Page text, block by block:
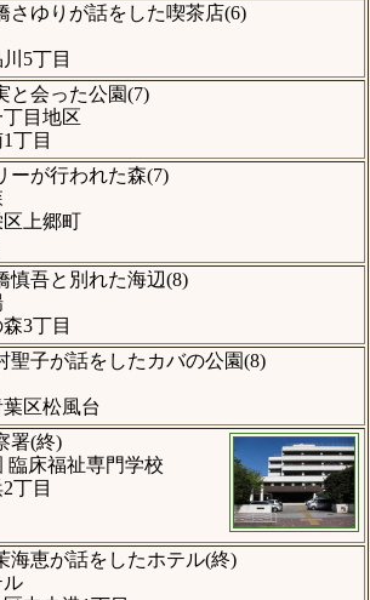
さゆりが話をした喫茶店(6)
5丁目
と会った公園(7)
目地区
丁目
ーが行われた森(7)
上郷町
慎吾と別れた海辺(8)
3丁目
聖子が話をしたカバの公園(8)
区松風台
署(終)
臨床福祉専門学校
丁目
海恵が話をしたホテル(終)